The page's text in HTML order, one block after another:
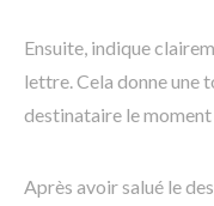
Ensuite, indique
lettre. Cela donne une
destinataire le
Après avoir salué le